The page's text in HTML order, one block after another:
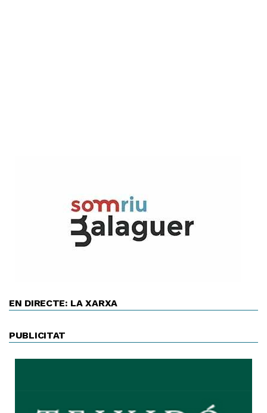
EN DIRECTE: LA XARXA
PUBLICITAT